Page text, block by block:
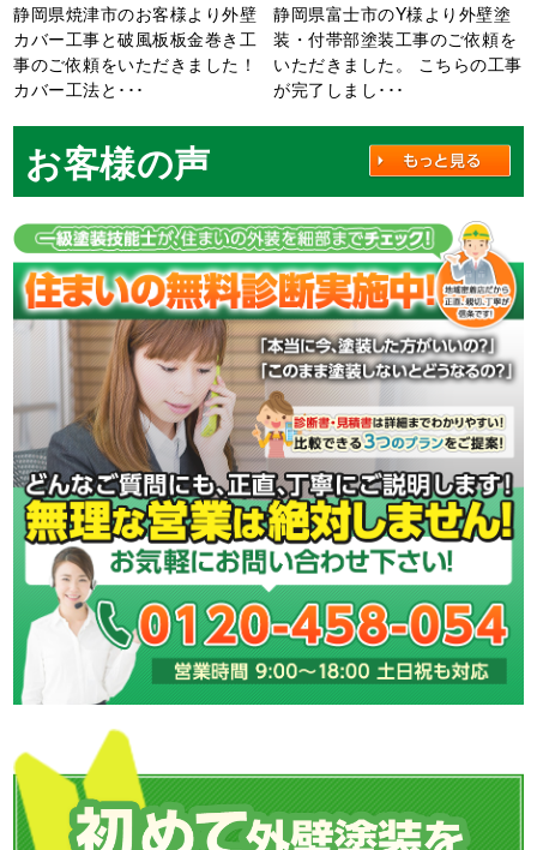
静岡県焼津市のお客様より外壁
カバー工事と破風板板金巻き工
事のご依頼をいただきました！
カバー工法と･･･
静岡県富士市のY様より外壁塗
装・付帯部塗装工事のご依頼を
いただきました。 こちらの工事
が完了しまし･･･
お客様の声